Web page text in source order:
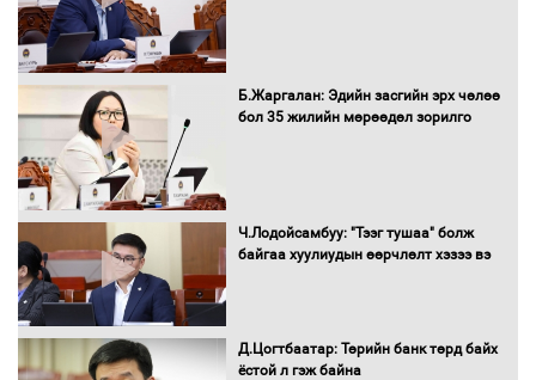
Нөөцийн махны худалдаа,
борлуулалтыг нээлттэй ил тод
Монгол Улс “COP17”-д “Тал хээрийн
төлөвлөгөө”-гөө танилцуулна
16 төрлийн эмийг нэг эх үүсвэрээс
Б.Жаргалан: Эдийн засгийн эрх чөлөө
бол 35 жилийн мөрөөдөл зорилго
Ч.Лодойсамбуу: "Тээг тушаа" болж
байгаа хуулиудын өөрчлөлт хэзээ вэ
Д.Цогтбаатар: Төрийн банк төрд байх
ёстой л гэж байна